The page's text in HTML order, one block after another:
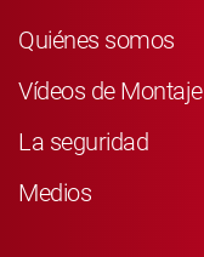
Quiénes somos
Vídeos de Montaje
La seguridad
Medios